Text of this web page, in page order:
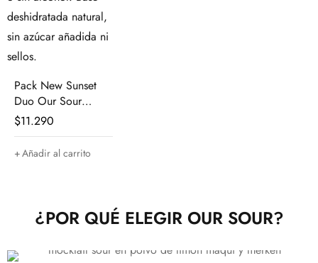
Pack New Sunset
Duo Our Sour
Limón
$11.290
Añadir al carrito
¿POR QUÉ ELEGIR OUR SOUR?